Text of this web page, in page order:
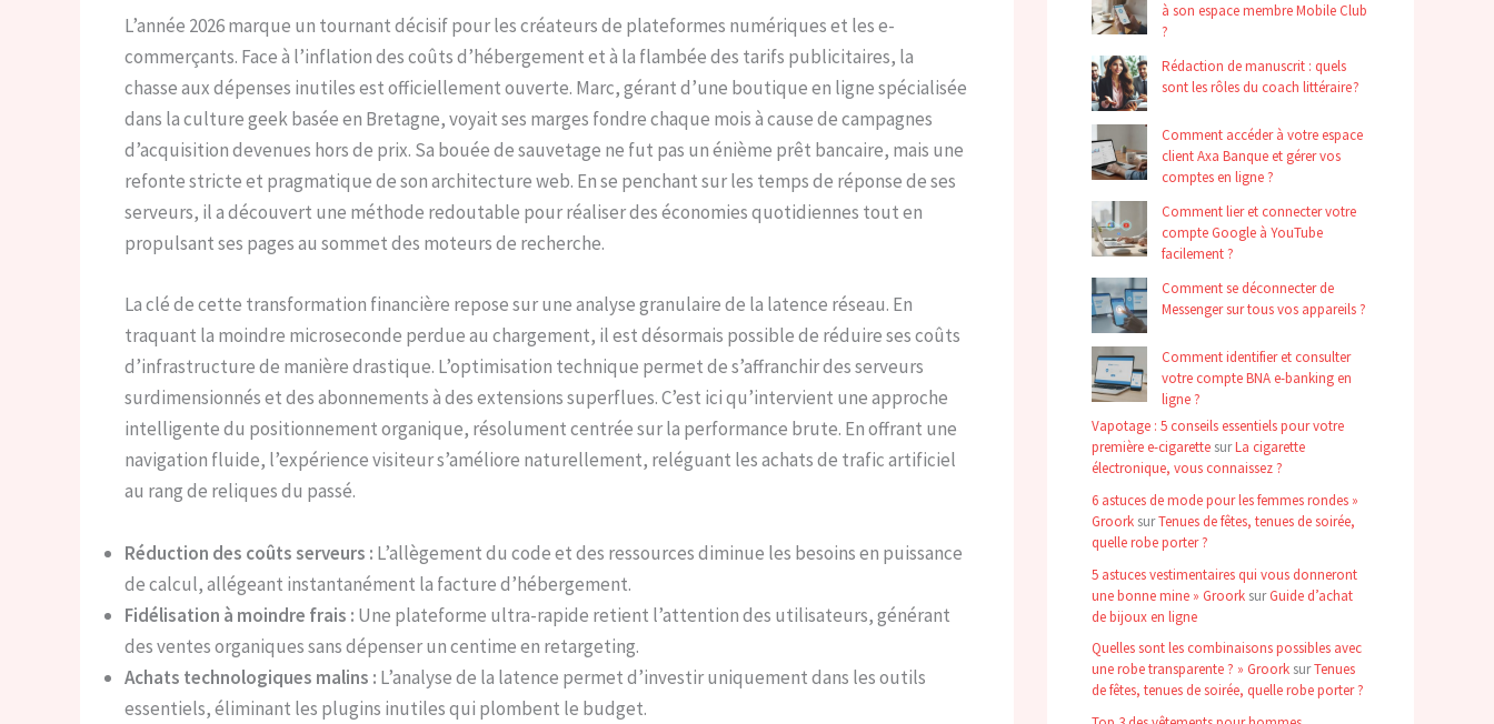
L’année 2026 marque un tournant décisif pour les créateurs de plateformes numériques et les e-
commerçants. Face à l’inflation des coûts d’hébergement et à la flambée des tarifs publicitaires, la
chasse aux dépenses inutiles est officiellement ouverte. Marc, gérant d’une boutique en ligne spécialisée
dans la culture geek basée en Bretagne, voyait ses marges fondre chaque mois à cause de campagnes
d’acquisition devenues hors de prix. Sa bouée de sauvetage ne fut pas un énième prêt bancaire, mais une
refonte stricte et pragmatique de son architecture web. En se penchant sur les temps de réponse de ses
serveurs, il a découvert une méthode redoutable pour réaliser des économies quotidiennes tout en
propulsant ses pages au sommet des moteurs de recherche.
La clé de cette transformation financière repose sur une analyse granulaire de la latence réseau. En
traquant la moindre microseconde perdue au chargement, il est désormais possible de réduire ses coûts
d’infrastructure de manière drastique. L’optimisation technique permet de s’affranchir des serveurs
surdimensionnés et des abonnements à des extensions superflues. C’est ici qu’intervient une approche
intelligente du positionnement organique, résolument centrée sur la performance brute. En offrant une
navigation fluide, l’expérience visiteur s’améliore naturellement, reléguant les achats de trafic artificiel
au rang de reliques du passé.
Réduction des coûts serveurs : L’allègement du code et des ressources diminue les besoins en puissance
de calcul, allégeant instantanément la facture d’hébergement.
Fidélisation à moindre frais : Une plateforme ultra-rapide retient l’attention des utilisateurs, générant
des ventes organiques sans dépenser un centime en retargeting.
Achats technologiques malins : L’analyse de la latence permet d’investir uniquement dans les outils
essentiels, éliminant les plugins inutiles qui plombent le budget.
à son espace membre Mobile Club
?
Rédaction de manuscrit : quels
sont les rôles du coach littéraire ?
Comment accéder à votre espace
client Axa Banque et gérer vos
comptes en ligne ?
Comment lier et connecter votre
compte Google à YouTube
facilement ?
Comment se déconnecter de
Messenger sur tous vos appareils ?
Comment identifier et consulter
votre compte BNA e-banking en
ligne ?
Vapotage : 5 conseils essentiels pour votre
première e-cigarette surLa cigarette
électronique, vous connaissez ?
6 astuces de mode pour les femmes rondes »
Groork surTenues de fêtes, tenues de soirée,
quelle robe porter ?
5 astuces vestimentaires qui vous donneront
une bonne mine » Groork surGuide d’achat
de bijoux en ligne
Quelles sont les combinaisons possibles avec
une robe transparente ? » Groork surTenues
de fêtes, tenues de soirée, quelle robe porter ?